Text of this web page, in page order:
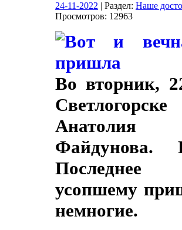
24-11-2022 | Раздел: Наше
Просмотров: 12963
Во вторник,
Анатолия
Файдунова.
усопшему
немногие.